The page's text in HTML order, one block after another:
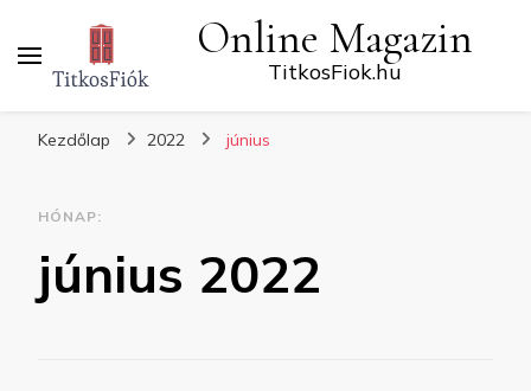
Online Magazin
TitkosFiok.hu
Kezdőlap 2022 június
HÓNAP:
június 2022